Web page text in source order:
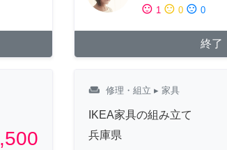
sentiment_satisfied 1 sentiment_neutral 0 sentiment_dissatisfied 0
終了
weekend 修理・組立 ▸ 家具
IKEA家具の組み立て
兵庫県